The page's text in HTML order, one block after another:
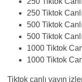
250 Tiktok
500 Tiktok
500 Tiktok
1000 Tiktok
1000 Tiktok
Tiktok canlı yayın